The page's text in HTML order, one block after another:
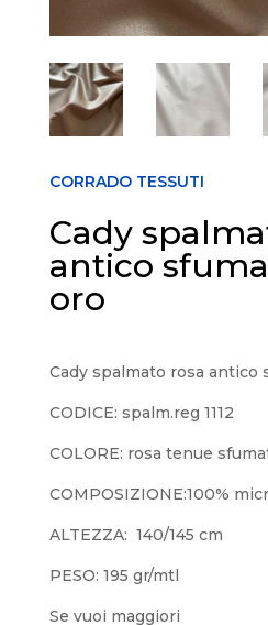
CORRADO TESSUTI
Cady
antico
oro
Cady spalmato rosa antico
CODICE: spalm.reg 1112
COLORE: rosa tenue
COMPOSIZIONE:100%
ALTEZZA: 140/145 cm
PESO: 195 gr/mtl
Se vuoi maggiori